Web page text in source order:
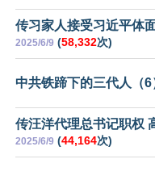
传习家人接受习近平体
2025/6/9 (58,332次)
中共铁蹄下的三代人（6
传汪洋代理总书记职权
2025/6/9 (44,164次)